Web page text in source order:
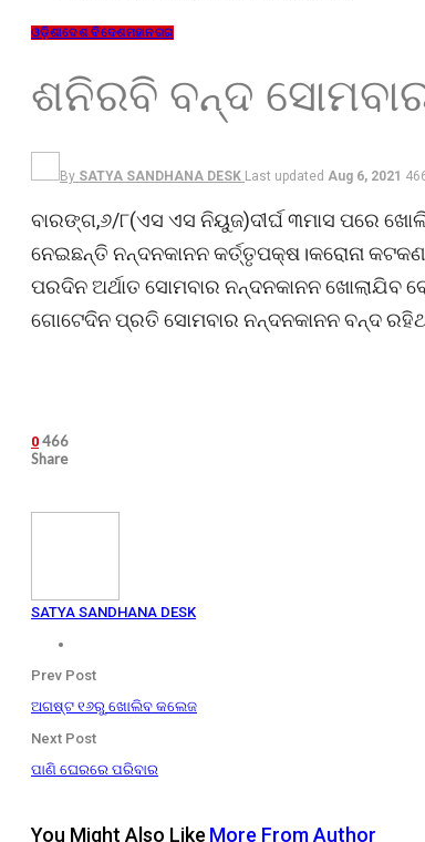
ଓଡ଼ିଶାଦେଶ ବିଦେଶମହାନଗର
ଶନିରବି ବନ୍ଦ
By SATYA SANDHANA DESK Last updated Aug 6, 2021
ବାରଙ୍ଗ,୬/୮(ଏସ ଏସ ନିୟୁଜ)ଦୀର୍ଘ ୩ମାସ ପରେ
ନେଇଛନ୍ତି ନନ୍ଦନକାନନ କର୍ତ୍ତୃପକ୍ଷ।କରୋନା
ପରଦିନ ଅର୍ଥାତ ସୋମବାର ନନ୍ଦନକାନନ ଖୋଲାଯିବ
ଗୋଟେଦିନ ପ୍ରତି ସୋମବାର ନନ୍ଦନକାନନ ବନ୍ଦ
0 466
Share
SATYA SANDHANA DESK
Prev Post
ଅଗଷ୍ଟ ୧୬ରୁ ଖୋଲିବ କଲେଜ
Next Post
‌ପାଣି ଘେରରେ ପରିବାର
You Might Also Like More From Author